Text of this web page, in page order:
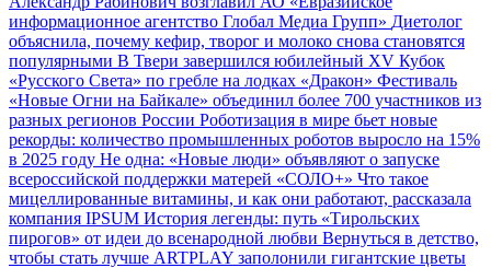
информационное агентство Глобал Медиа Групп» Диетолог
объяснила, почему кефир, творог и молоко снова становятся
популярными В Твери завершился юбилейный XV Кубок
«Русского Света» по гребле на лодках «Дракон» Фестиваль
«Новые Огни на Байкале» объединил более 700 участников из
разных регионов России Роботизация в мире бьет новые
рекорды: количество промышленных роботов выросло на 15%
в 2025 году Не одна: «Новые люди» объявляют о запуске
всероссийской поддержки матерей «СОЛО+» Что такое
мицеллированные витамины, и как они работают, рассказала
компания IPSUM История легенды: путь «Тирольских
пирогов» от идеи до всенародной любви Вернуться в детство,
чтобы стать лучше ARTPLAY заполонили гигантские цветы